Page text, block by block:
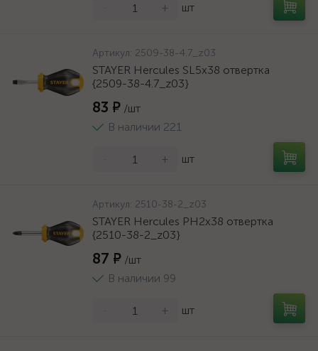
+ шт
Артикул: 2509-38-4.7_z03
STAYER Hercules SL5x38 отвертка
{2509-38-4.7_z03}
83 ₽ /шт
В наличии 221
+ шт
Артикул: 2510-38-2_z03
STAYER Hercules PH2x38 отвертка
{2510-38-2_z03}
87 ₽ /шт
В наличии 99
+ шт